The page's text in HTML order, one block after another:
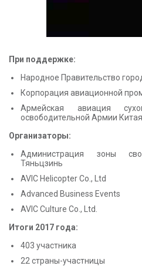
При поддержке:
Народное Правительство
Корпорация авиационной
Армейская авиация
освободительной Армии Китая
Организаторы:
Администрация зоны
Тяньцзинь
AVIC Helicopter Co., Ltd
Advanced Business Events
AVIC Culture Co., Ltd.
Итоги 2017 года:
403 участника
22 страны-участницы